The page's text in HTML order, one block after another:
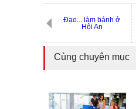
Đạo... làm bánh ở
Hội An
Cùng chuyên mục